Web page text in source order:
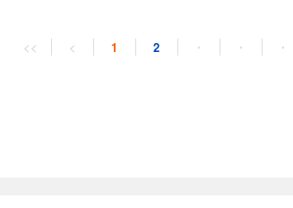
終わらない初恋【分冊】 11巻
61円 (税込)
スラム街の不良少年サムュエルと、大金持ちの令嬢ヘイリ
る。二人を応援したのは、ヘイリーの祖父のドクター・バ
<< < 1 2 ・ ・ ・